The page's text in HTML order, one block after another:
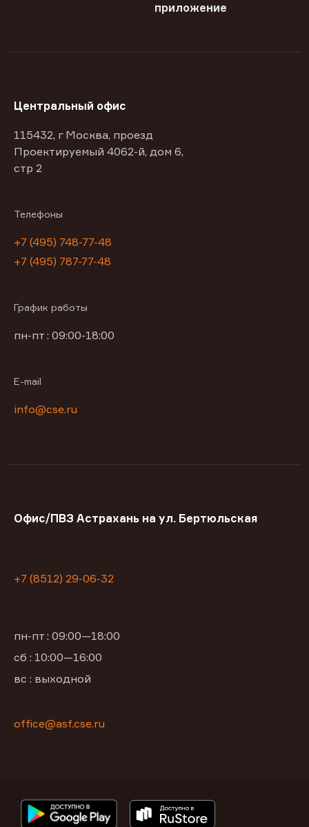
приложение
Центральный офис
115432, г Москва, проезд
Проектируемый 4062-й, дом 6,
стр 2
Телефоны
+7 (495) 748-77-48
+7 (495) 787-77-48
График работы
пн-пт : 09:00-18:00
E-mail
info@cse.ru
Офис/ПВЗ Астрахань на ул. Бертюльская
+7 (8512) 29-06-32
пн-пт : 09:00—18:00
сб : 10:00—16:00
вс : выходной
office@asf.cse.ru